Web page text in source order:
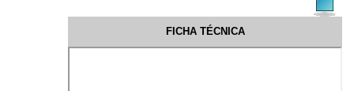
FICHA TÉCNICA